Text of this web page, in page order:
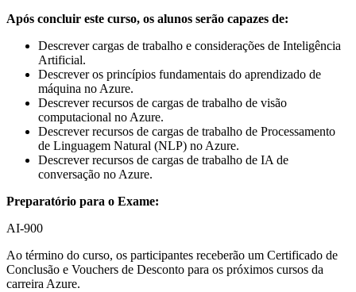
Após concluir este curso, os alunos serão capazes de:
Descrever cargas de trabalho e considerações de Inteligência
Artificial.
Descrever os princípios fundamentais do aprendizado de
máquina no Azure.
Descrever recursos de cargas de trabalho de visão
computacional no Azure.
Descrever recursos de cargas de trabalho de Processamento
de Linguagem Natural (NLP) no Azure.
Descrever recursos de cargas de trabalho de IA de
conversação no Azure.
Preparatório para o Exame:
AI-900
Ao término do curso, os participantes receberão um Certificado de
Conclusão e Vouchers de Desconto para os próximos cursos da
carreira Azure.